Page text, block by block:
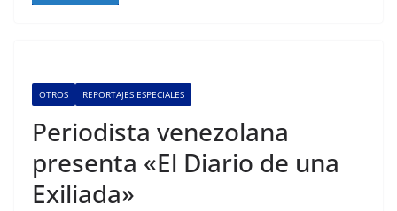
OTROS REPORTAJES ESPECIALES
Periodista venezolana
presenta «El Diario de una
Exiliada»